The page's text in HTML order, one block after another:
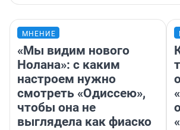
МНЕНИЕ
«Мы видим нового
Нолана»: с каким
настроем нужно
смотреть «Одиссею»,
чтобы она не
выглядела как фиаско